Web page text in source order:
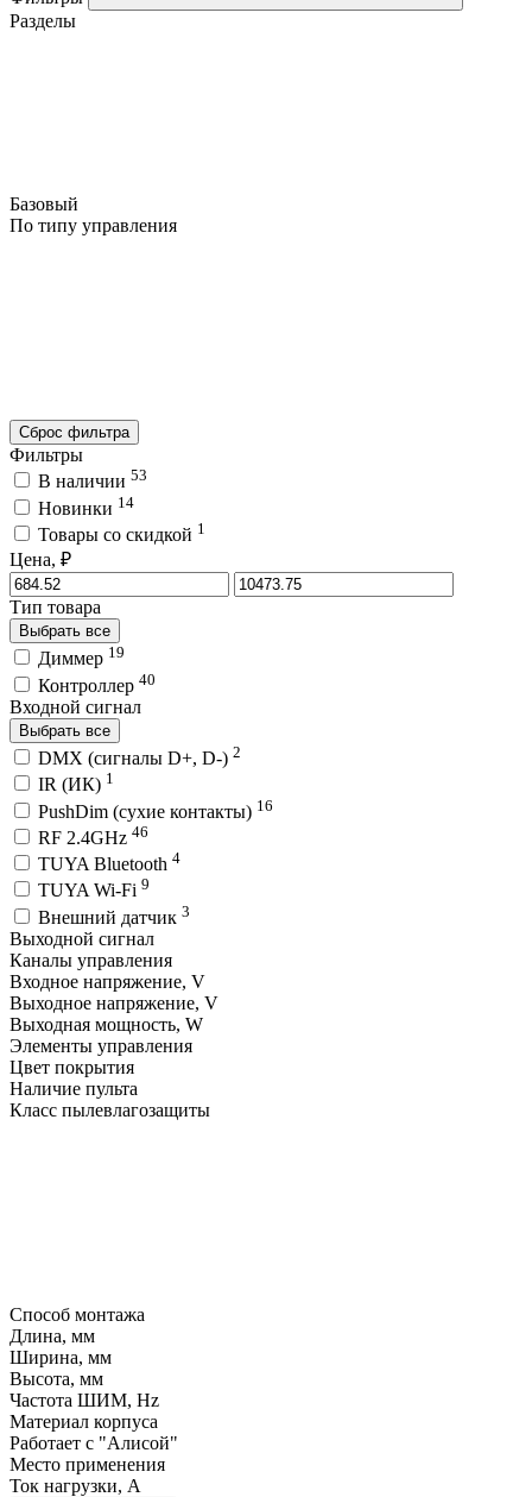
Разделы
Базовый
По типу управления
Сброс фильтра
Фильтры
В наличии 53
Новинки 14
Товары со скидкой 1
Цена, ₽
Тип товара
Выбрать все
Диммер 19
Контроллер 40
Входной сигнал
Выбрать все
DMX (сигналы D+, D-) 2
IR (ИК) 1
PushDim (сухие контакты) 16
RF 2.4GHz 46
TUYA Bluetooth 4
TUYA Wi-Fi 9
Внешний датчик 3
Выходной сигнал
Каналы управления
Входное напряжение, V
Выходное напряжение, V
Выходная мощность, W
Элементы управления
Цвет покрытия
Наличие пульта
Класс пылевлагозащиты
Способ монтажа
Длина, мм
Ширина, мм
Высота, мм
Частота ШИМ, Hz
Материал корпуса
Работает с "Алисой"
Место применения
Ток нагрузки, A